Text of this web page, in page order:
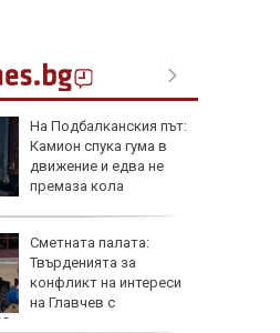
На Подбалканския път:
Камион спука гума в
движение и едва не
премаза кола
Сметната палата:
Твърденията за
конфликт на интереси
на Главчев с
одити са спекулативни